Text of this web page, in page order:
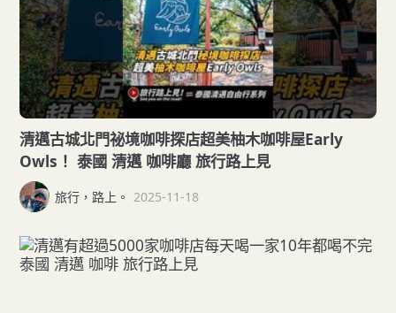
清邁古城北門祕境咖啡探店超美柚木咖啡屋Early
Owls！ 泰國 清邁 咖啡廳 旅行路上見
旅行，路上。 2025-11-18